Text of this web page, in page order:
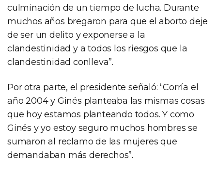
culminación de un tiempo de lucha. Durante
muchos años bregaron para que el aborto deje
de ser un delito y exponerse a la
clandestinidad y a todos los riesgos que la
clandestinidad conlleva”.
Por otra parte, el presidente señaló: “Corría el
año 2004 y Ginés planteaba las mismas cosas
que hoy estamos planteando todos. Y como
Ginés y yo estoy seguro muchos hombres se
sumaron al reclamo de las mujeres que
demandaban más derechos”.